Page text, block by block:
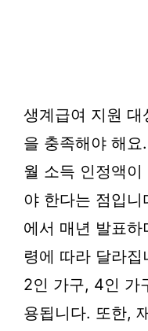
생계급여 지원
을 충족해야 해
월 소득 인정액
야 한다는 점입
에서 매년 발표
령에 따라 달라
2인 가구, 4인 가
용됩니다. 또한,